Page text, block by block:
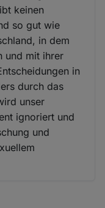
keinen
so gut wie
in dem
und mit ihrer
in
durch das
unser
ignoriert und
und